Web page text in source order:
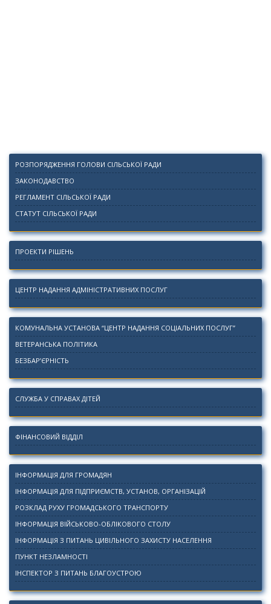
РОЗПОРЯДЖЕННЯ ГОЛОВИ СІЛЬСЬКОЇ РАДИ
ЗАКОНОДАВСТВО
РЕГЛАМЕНТ СІЛЬСЬКОЇ РАДИ
СТАТУТ СІЛЬСЬКОЇ РАДИ
ПРОЕКТИ РІШЕНЬ
ЦЕНТР НАДАННЯ АДМІНІСТРАТИВНИХ ПОСЛУГ
КОМУНАЛЬНА УСТАНОВА “ЦЕНТР НАДАННЯ СОЦІАЛЬНИХ ПОСЛУГ”
ВЕТЕРАНСЬКА ПОЛІТИКА
БЕЗБАР’ЄРНІСТЬ
СЛУЖБА У СПРАВАХ ДІТЕЙ
ФІНАНСОВИЙ ВІДДІЛ
ІНФОРМАЦІЯ ДЛЯ ГРОМАДЯН
ІНФОРМАЦІЯ ДЛЯ ПІДПРИЄМСТВ, УСТАНОВ, ОРГАНІЗАЦІЙ
РОЗКЛАД РУХУ ГРОМАДСЬКОГО ТРАНСПОРТУ
ІНФОРМАЦІЯ ВІЙСЬКОВО-ОБЛІКОВОГО СТОЛУ
ІНФОРМАЦІЯ З ПИТАНЬ ЦИВІЛЬНОГО ЗАХИСТУ НАСЕЛЕННЯ
ПУНКТ НЕЗЛАМНОСТІ
ІНСПЕКТОР З ПИТАНЬ БЛАГОУСТРОЮ